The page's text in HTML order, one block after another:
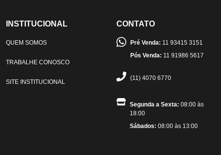
INSTITUCIONAL
QUEM SOMOS
TRABALHE CONOSCO
SITE INSTITUCIONAL
CONTATO
Pré Venda: 11 93415 3151
Pós Venda: 11 91986 5617
(11) 4070 6770
Segunda a Sexta: 08:00 às
18:00
Sábados: 08:00 às 13:00